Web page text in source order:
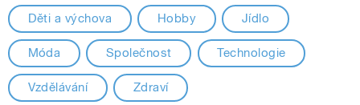
Děti a výchova Hobby Jídlo
Móda Společnost Technologie
Vzdělávání Zdraví